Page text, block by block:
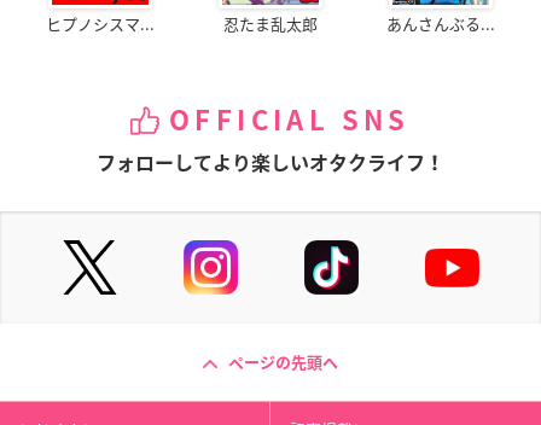
ヒプノシスマ... 忍たま乱太郎 あんさんぶる...
OFFICIAL SNS
フォローしてより楽しいオタクライフ！
ページの先頭へ